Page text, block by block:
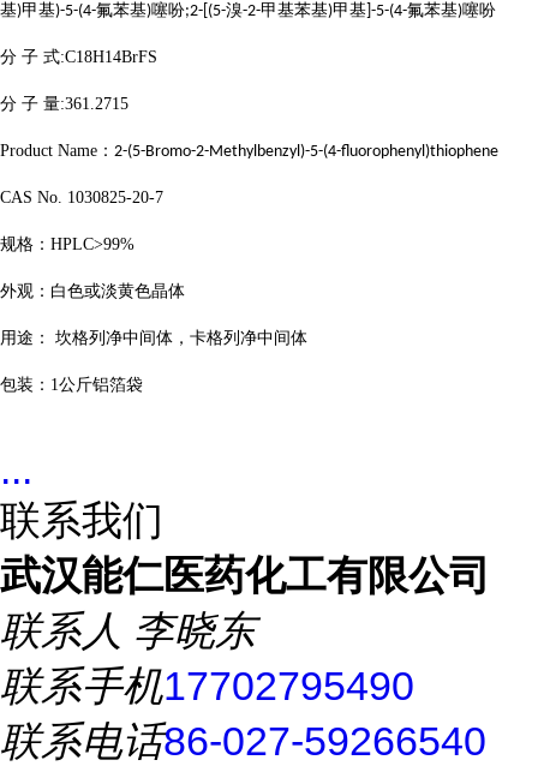
基)甲基)-5-(4-氟苯基)噻吩;2-[(5-溴-2-甲基苯基)甲基 ]-5-(4-氟苯基)噻吩
分 子 式:C18H14BrFS
分 子 量:361.2715
Product Name ： 2-(5-Bromo-2-Methylbenzyl)-5-(4-fluorophenyl)thiophene
CAS No. 1030825-20-7
规格： HPLC>99%
外观： 白色或淡黄色晶体
用途： 坎格列净中间体，卡格列净中间体
包装： 1公斤铝箔袋
...
联系我们
武汉能仁医药化工有限公司
联系人 李晓东
联系手机17702795490
联系电话86-027-59266540